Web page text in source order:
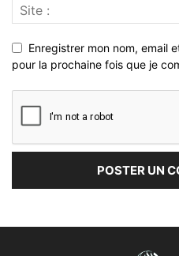
Enregistrer mon nom, email
pour la prochaine fois que je